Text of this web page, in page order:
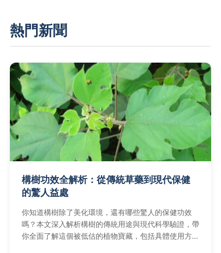
熱門新聞
構樹功效全解析：從傳統草藥到現代保健
的驚人益處
你知道構樹除了美化環境，還有哪些驚人的保健功效
嗎？本文深入解析構樹的傳統用途與現代科學驗證，帶
你全面了解這個被低估的植物寶藏，包括具體使用方